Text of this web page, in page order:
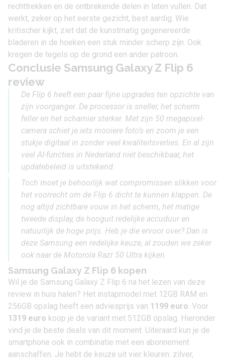
rechttrekken en de ontbrekende delen in laten vullen. Dat
werkt, zeker op het eerste gezicht, best aardig. Wie
kritischer kijkt, ziet dat de kunstmatig gegenereerde
bladeren in de hoeken een stuk minder scherp zijn. Ook
kregen de tegels op de grond een ander patroon.
Conclusie Samsung Galaxy Z Flip 6
review
De Flip 6 heeft een paar fijne upgrades ten opzichte van
zijn voorganger. De processor is sneller, het scherm
feller en het scharnier sterker. Met zijn 50 megapixel-
camera schiet je iets mooiere foto’s en zoom je een
stukje digitaal in zonder veel kwaliteitsverlies. En al zijn
veel AI-functies in Nederland niet beschikbaar, het
updatebeleid is uitstekend.
Toch moet je behoorlijk wat compromissen slikken voor
het voorrecht om de Flip 6 dicht te kunnen klappen. De
nog altijd zichtbare vouw in het scherm, het matige
tweede display, de hooguit redelijke accuduur en
natuurlijk de hoge prijs. Heb je die ervoor over? Dan is
deze Samsung een redelijke keuze, al zouden we zeker
ook naar de Motorola Razr 50 Ultra kijken.
Samsung Galaxy Z Flip 6 kopen
Wil je de Samsung Galaxy Z Flip 6 na het lezen van deze
review in huis halen? Het instapmodel met 12GB RAM en
256GB opslag heeft een adviesprijs van 1199 euro. Voor
1319 euro koop je de variant met 512GB opslag. Hieronder
vind je de beste deals van dit moment. Uiteraard kun je de
smartphone ook in combinatie met een abonnement
aanschaffen. Je hebt de keuze uit vier kleuren: zilver,